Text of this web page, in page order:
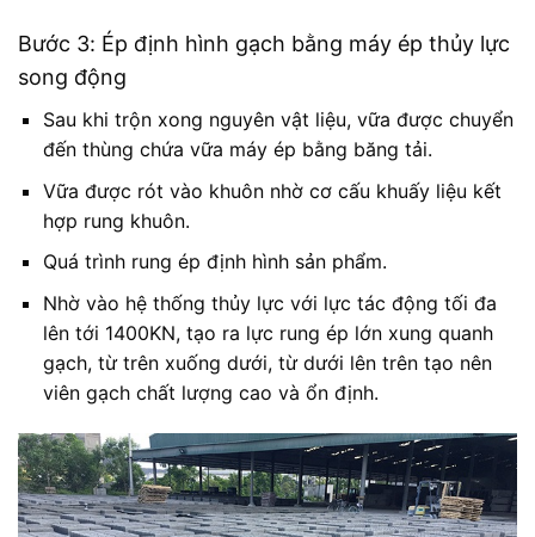
Bước 3: Ép định hình gạch bằng máy ép thủy lực
song động
Sau khi trộn xong nguyên vật liệu, vữa được chuyển
đến thùng chứa vữa máy ép bằng băng tải.
Vữa được rót vào khuôn nhờ cơ cấu khuấy liệu kết
hợp rung khuôn.
Quá trình rung ép định hình sản phẩm.
Nhờ vào hệ thống thủy lực với lực tác động tối đa
lên tới 1400KN, tạo ra lực rung ép lớn xung quanh
gạch, từ trên xuống dưới, từ dưới lên trên tạo nên
viên gạch chất lượng cao và ổn định.